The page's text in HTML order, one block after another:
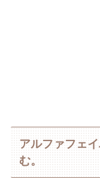
アルファフェ
む。